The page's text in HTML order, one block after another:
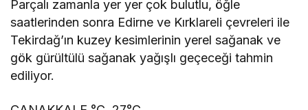
Parçalı zamanla yer yer çok bulutlu, öğle
saatlerinden sonra Edirne ve Kırklareli çevreleri ile
Tekirdağ’ın kuzey kesimlerinin yerel sağanak ve
gök gürültülü sağanak yağışlı geçeceği tahmin
ediliyor.